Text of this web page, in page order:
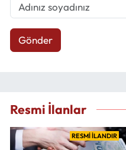
Gönder
Resmi İlanlar
RESMİ İLANDIR